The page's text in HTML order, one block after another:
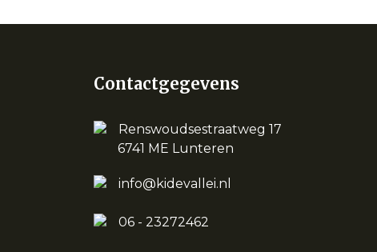
Contactgegevens
Renswoudsestraatweg 17
6741 ME Lunteren
info@kidevallei.nl
06 - 23272462